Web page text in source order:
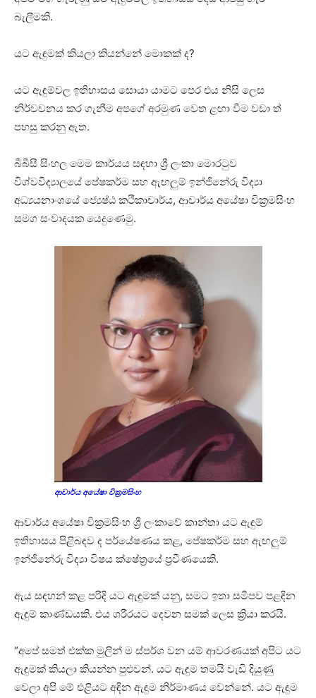
බැලීමකි.
යට ඇඳුමක් කියලා කියන්නේ මොකක් ද?
යට ඇඳුම්වල ඉතිහාසය සොයා යාමට පෙර එය නිසි ලෙස
නිර්වචනය කර ගැනීම අපගේ අරමුණ වෙත ළඟා වීම වඩා ත්
පහසු කරනු ඇත.
බීබීසී සිංහල මෙම කාර්යය සඳහා ශ්‍රී ලංකා මොරටුව
විශ්වවිද්‍යාලයේ පේෂකර්ම සහ ඇඟලුම් ඉන්ජිනේරු විද්‍යා
අධ්‍යයනාංශයේ ජ්‍යෙෂ්ඨ කථිකාචාර්ය, ආචාර්ය අයේෂා වික්‍රමසිංහ
සමග සංවාදයක යෙදුණෙමු.
ආචාර්ය අයේෂා වික්‍රමසිංහ
ආචාර්ය අයේෂා වික්‍රමසිංහ ශ්‍රී ලංකාවේ කාන්තා යට ඇඳුම්
ඉතිහාසය පිළිබඳව ද පර්යේෂණය කළ, පේෂකර්ම සහ ඇඟලුම්
ඉන්ජිනේරු විද්‍යා විෂය ක්ෂේත්‍රයේ ප්‍රවීණයෙකි.
ඇය සඳහන් කළ පරිදි යට ඇඳුමක් යනු, සමට ඉතා සමීපව පළඳින
ඇඳුම් කාණ්ඩයකි. එය ශරීරයට දෙවන සමක් ලෙස ක්‍රියා කරයි.
“අපේ සමත් එක්ක මුලින් ම ස්පර්ශ වන යම් ආවරණයක් අපිට යට
ඇඳුමක් කියලා කියන්න පුළුවන්. යට ඇඳුම තමයි වැඩි දියුණු
වෙලා අපි මේ එළියට අඳින ඇඳුම නිර්මාණය වෙන්නේ. යට ඇඳුම